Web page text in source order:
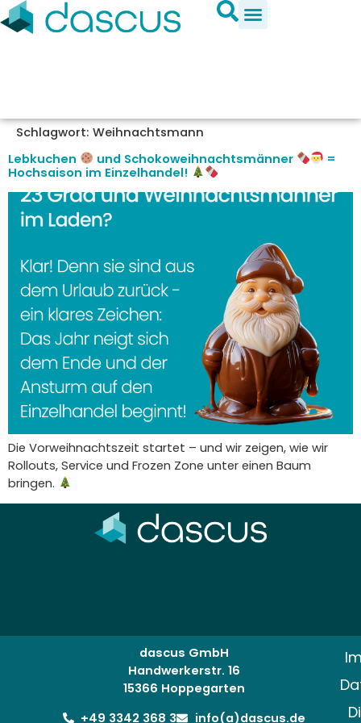
Schlagwort: Weihnachtsmann
Lebkuchen
und Schokoweihnachtsmänner
=
Hochsaison im Einzelhandel!
Die Vorweihnachtszeit startet – und wir zeigen, wie wir
Rollouts, Service und Frozen Zone unter einen Baum
bringen.
dascus GmbH
Handwerkerstr. 16
15366 Hoppegarten
+49 3342 368 3
info(a)dascus.de